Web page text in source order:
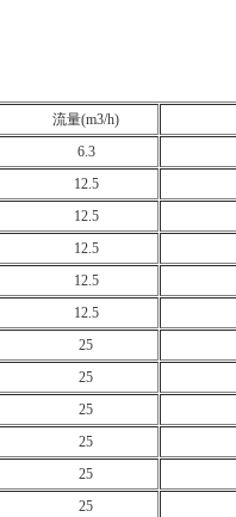
流量(m3/h)
6.3
12.5
12.5
12.5
12.5
12.5
25
25
25
25
25
25